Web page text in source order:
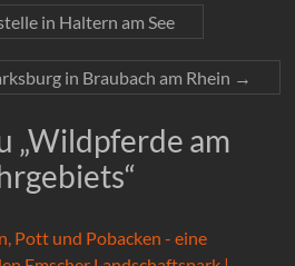
in Haltern am See
in Braubach am Rhein →
„Wildpferde am
“
Pott und Pobacken - eine